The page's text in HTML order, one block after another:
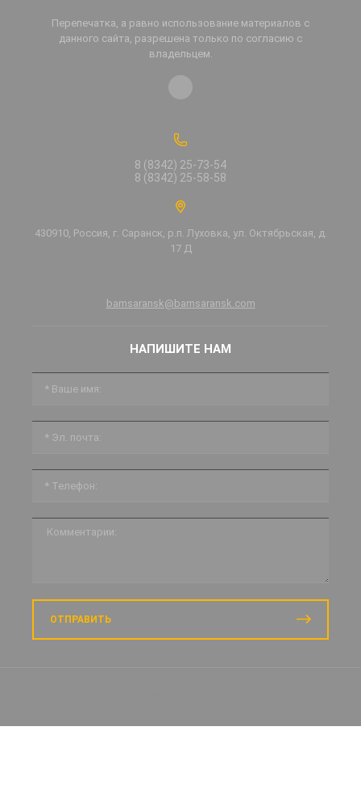
Перепечатка, а равно использование материалов с
данного сайта, разрешена только по согласию с
владельцем.
8 (8342) 25-73-54
8 (8342) 25-58-58
430910, Россия, г. Саранск, р.п. Луховка, ул. Октябрьская, д.
17 Д
bamsaransk@bamsaransk.com
НАПИШИТЕ НАМ
ОТПРАВИТЬ